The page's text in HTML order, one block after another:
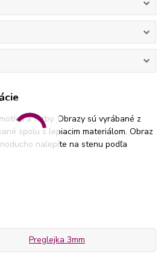
a farby. Obrazy sú vyrábané z
spolu s lepiacim materiálom. Obraz
nalepíte na stenu podľa
Preglejka 3mm